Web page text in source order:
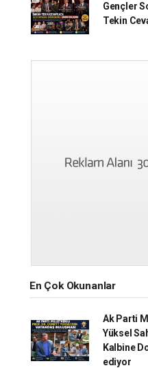
Gençler
Tekin
En Çok Okunanlar
Ak Parti
Yüksel
Kalbine
ediyor